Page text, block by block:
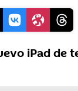
iPad de